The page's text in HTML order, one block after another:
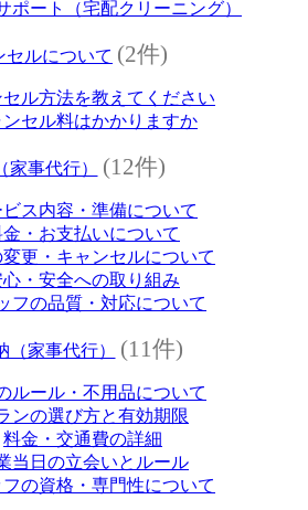
ポート（宅配クリーニング）
セルについて (2件)
セル方法を教えてください
ンセル料はかかりますか
家事代行） (12件)
ス内容・準備について
金・お支払いについて
更・キャンセルについて
心・安全への取り組み
フの品質・対応について
（家事代行） (11件)
ルール・不用品について
ンの選び方と有効期限
料金・交通費の詳細
当日の立会いとルール
フの資格・専門性について